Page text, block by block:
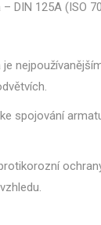
DIN 125A (ISO
spojování